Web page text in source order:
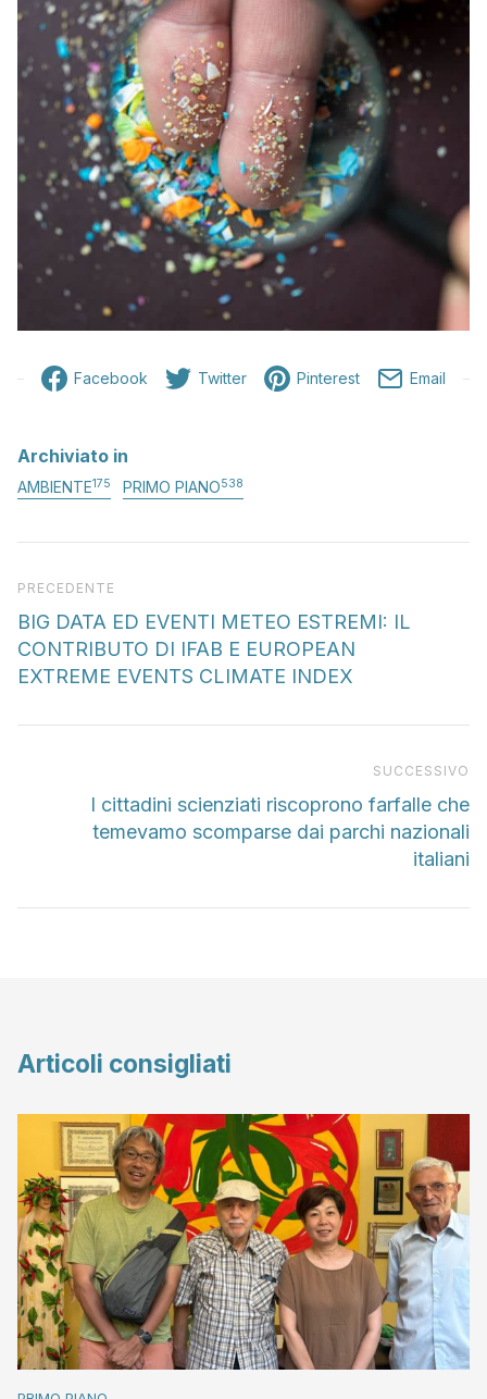
Facebook Twitter Pinterest Email
Archiviato in
AMBIENTE175 PRIMO PIANO538
Articolo precedente
PRECEDENTE
BIG DATA ED EVENTI METEO ESTREMI: IL
CONTRIBUTO DI IFAB E EUROPEAN
EXTREME EVENTS CLIMATE INDEX
SUCCESSIVO
I cittadini scienziati riscoprono farfalle che
temevamo scomparse dai parchi nazionali
italiani
Articoli consigliati